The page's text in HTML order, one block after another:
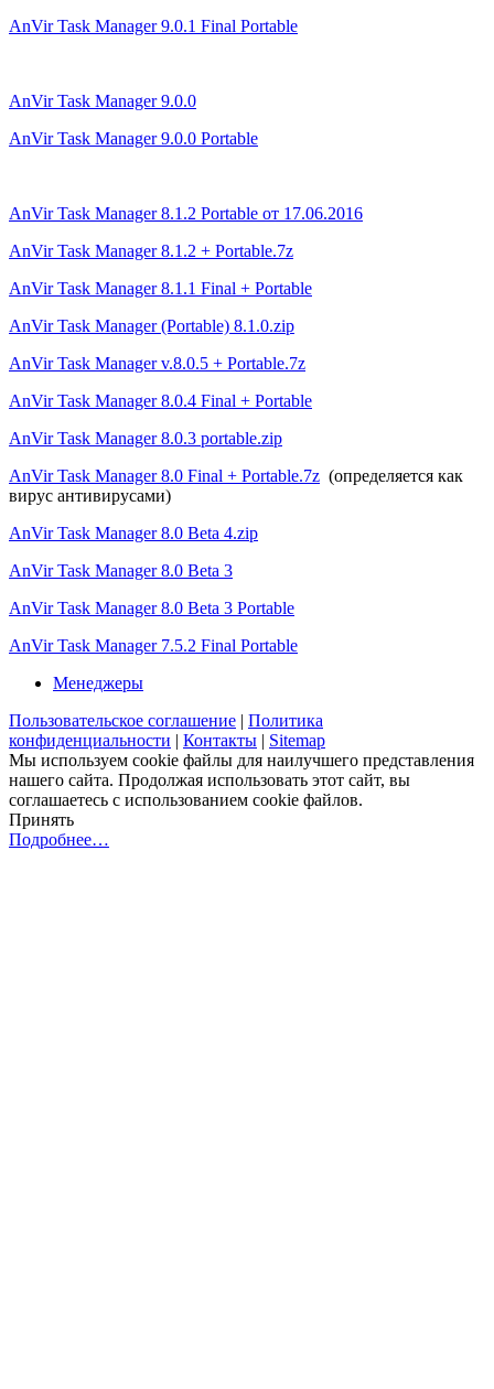
AnVir Task Manager 9.0.1 Final Portable
AnVir Task Manager 9.0.0
AnVir Task Manager 9.0.0 Portable
AnVir Task Manager 8.1.2 Portable от 17.06.2016
AnVir Task Manager 8.1.2 + Portable.7z
AnVir Task Manager 8.1.1 Final + Portable
AnVir Task Manager (Portable) 8.1.0.zip
AnVir Task Manager v.8.0.5 + Portable.7z
AnVir Task Manager 8.0.4 Final + Portable
AnVir Task Manager 8.0.3 portable.zip
AnVir Task Manager 8.0 Final + Portable.7z (определяется как
вирус антивирусами)
AnVir Task Manager 8.0 Beta 4.zip
AnVir Task Manager 8.0 Beta 3
AnVir Task Manager 8.0 Beta 3 Portable
AnVir Task Manager 7.5.2 Final Portable
Менеджеры
Пользовательское соглашение | Политика
конфиденциальности | Контакты | Sitemap
Мы используем cookie файлы для наилучшего представления
нашего сайта. Продолжая использовать этот сайт, вы
соглашаетесь с использованием cookie файлов.
Принять
Подробнее…